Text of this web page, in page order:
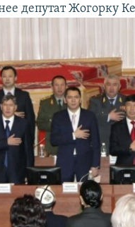
депутат Жогорку